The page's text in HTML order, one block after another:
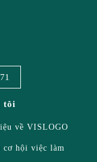
tôi
về VISLOGO
cơ hội việc làm